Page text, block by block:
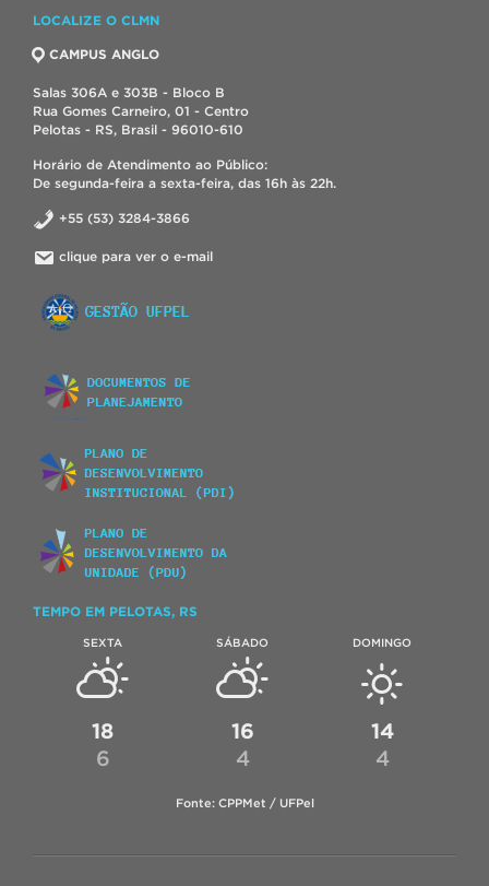
LOCALIZE O CLMN
CAMPUS ANGLO
Salas 306A e 303B - Bloco B
Rua Gomes Carneiro, 01 - Centro
Pelotas - RS, Brasil - 96010-610
Horário de Atendimento ao Público:
De segunda-feira a sexta-feira, das 16h às 22h.
+55 (53) 3284-3866
clique para ver o e-mail
TEMPO EM PELOTAS, RS
SEXTA
18
6
SÁBADO
16
4
DOMINGO
14
4
Fonte: CPPMet / UFPel